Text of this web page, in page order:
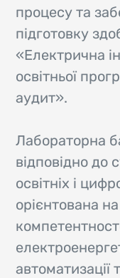
процесу та
підготовку
«Електрична
освітньої
аудит».
Лабораторна
відповідно до
освітніх і
орієнтована
автоматизації